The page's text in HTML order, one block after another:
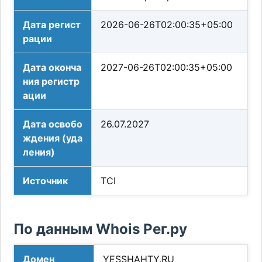
Дата регист
рации
2026-06-26T02:00:35+05:00
Дата оконча
ния регистр
ации
2027-06-26T02:00:35+05:00
Дата освобо
ждения (уда
ления)
26.07.2027
Источник TCI
По данным Whois Рег.ру
Домен YESSHAHTY.RU